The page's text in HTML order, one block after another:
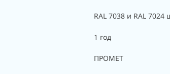
RAL 7038 и RAL 7024
1 год
ПРОМЕТ